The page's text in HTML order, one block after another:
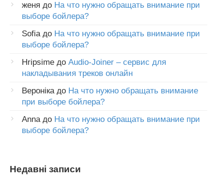
женя до На что нужно обращать внимание при
выборе бойлера?
Sofiaдо На что нужно обращать внимание при
выборе бойлера?
Hripsime до Audio-Joiner – сервис для
накладывания треков онлайн
Веронікадо На что нужно обращать внимание
при выборе бойлера?
Annaдо На что нужно обращать внимание при
выборе бойлера?
Недавні записи